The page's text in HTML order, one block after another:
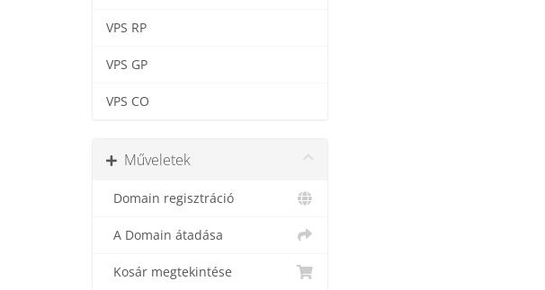
VPS RP
VPS GP
VPS CO
Műveletek
Domain regisztráció
A Domain átadása
Kosár megtekintése